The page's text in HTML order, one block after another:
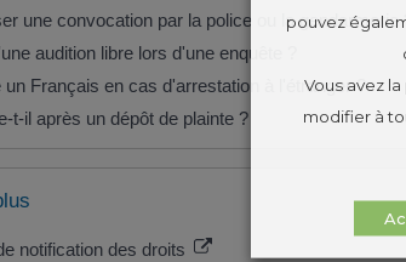
une convocation par la police ou la gendarmerie
audition libre lors d'une enquête ?
un Français en cas d'arrestation à l'étranger ?
t-il après un dépôt de plainte ?
notification des droits
pouvez
Vous avez
modifier à